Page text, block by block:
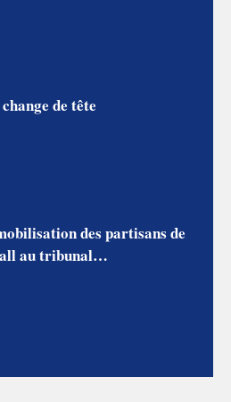
de tête
des partisans de
au tribunal…